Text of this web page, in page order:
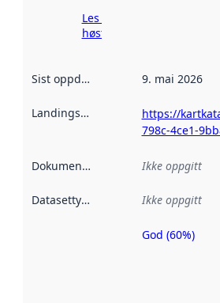
Les mer om
høsting her
Sist oppdatert 9. mai 2026
Landingsside
https://
798c-4ce1-
Dokumentasjon Ikke oppgitt
Datasettype Ikke oppgitt
Metadatakvalitet
God (60%)